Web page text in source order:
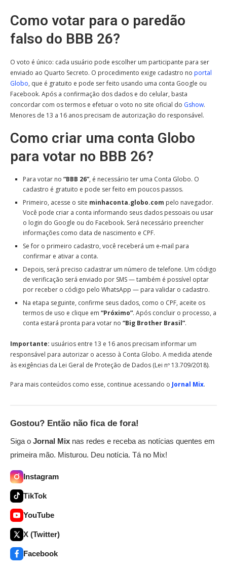
Como votar para o paredão
falso do BBB 26?
O voto é único: cada usuário pode escolher um participante para ser
enviado ao Quarto Secreto. O procedimento exige cadastro no portal
Globo, que é gratuito e pode ser feito usando uma conta Google ou
Facebook. Após a confirmação dos dados e do celular, basta
concordar com os termos e efetuar o voto no site oficial do Gshow.
Menores de 13 a 16 anos precisam de autorização do responsável.
Como criar uma conta Globo
para votar no BBB 26?
Para votar no “BBB 26”, é necessário ter uma Conta Globo. O
cadastro é gratuito e pode ser feito em poucos passos.
Primeiro, acesse o site minhaconta.globo.com pelo navegador.
Você pode criar a conta informando seus dados pessoais ou usar
o login do Google ou do Facebook. Será necessário preencher
informações como data de nascimento e CPF.
Se for o primeiro cadastro, você receberá um e-mail para
confirmar e ativar a conta.
Depois, será preciso cadastrar um número de telefone. Um código
de verificação será enviado por SMS — também é possível optar
por receber o código pelo WhatsApp — para validar o cadastro.
Na etapa seguinte, confirme seus dados, como o CPF, aceite os
termos de uso e clique em “Próximo”. Após concluir o processo, a
conta estará pronta para votar no “Big Brother Brasil”.
Importante: usuários entre 13 e 16 anos precisam informar um
responsável para autorizar o acesso à Conta Globo. A medida atende
às exigências da Lei Geral de Proteção de Dados (Lei nº 13.709/2018).
Para mais conteúdos como esse, continue acessando o Jornal Mix.
Gostou? Então não fica de fora!
Siga o Jornal Mix nas redes e receba as notícias quentes em
primeira mão. Misturou. Deu notícia. Tá no Mix!
Instagram
TikTok
YouTube
X (Twitter)
Facebook